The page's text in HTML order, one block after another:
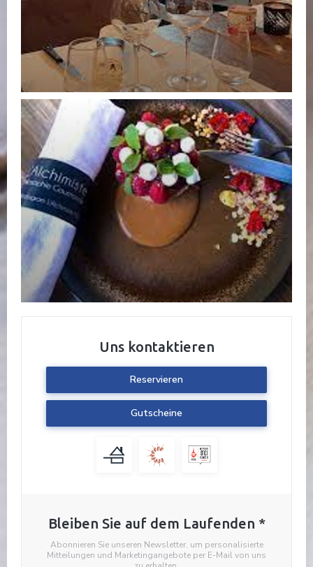
Uns kontaktieren
Reservieren
Gutscheine
Bleiben Sie auf dem Laufenden *
Abonnieren Sie unseren Newsletter, um personalisierte
Mitteilungen und Marketingangebote per E-Mail von uns